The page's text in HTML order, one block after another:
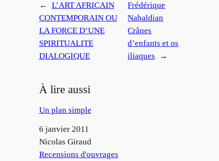
←
L’ART AFRICAIN
CONTEMPORAIN OU
LA FORCE D’UNE
SPIRITUALITE
DIALOGIQUE
Frédérique
Nabaldian
Crânes
d’enfants et os
iliaques
→
À lire aussi
Un plan simple
Date
6 janvier 2011
Auteur
Nicolas Giraud
Par rapport à
Recensions d'ouvrages